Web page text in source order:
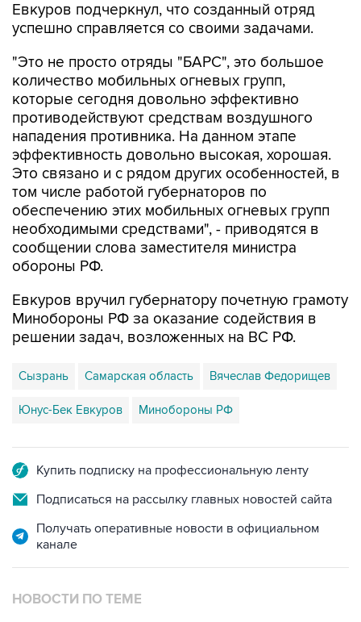
Евкуров подчеркнул, что созданный отряд
успешно справляется со своими задачами.
"Это не просто отряды "БАРС", это большое
количество мобильных огневых групп,
которые сегодня довольно эффективно
противодействуют средствам воздушного
нападения противника. На данном этапе
эффективность довольно высокая, хорошая.
Это связано и с рядом других особенностей, в
том числе работой губернаторов по
обеспечению этих мобильных огневых групп
необходимыми средствами", - приводятся в
сообщении слова заместителя министра
обороны РФ.
Евкуров вручил губернатору почетную грамоту
Минобороны РФ за оказание содействия в
решении задач, возложенных на ВС РФ.
Сызрань Самарская область Вячеслав Федорищев
Юнус-Бек Евкуров Минобороны РФ
Купить подписку на профессиональную ленту
Подписаться на рассылку главных новостей сайта
Получать оперативные новости в официальном
канале
НОВОСТИ ПО ТЕМЕ